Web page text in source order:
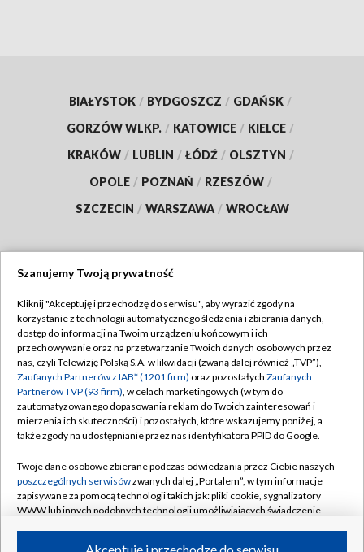
BIAŁYSTOK / BYDGOSZCZ / GDAŃSK /
GORZÓW WLKP. / KATOWICE / KIELCE /
KRAKÓW / LUBLIN / ŁÓDŹ / OLSZTYN /
OPOLE / POZNAŃ / RZESZÓW /
SZCZECIN / WARSZAWA / WROCŁAW
TVP
Abonament TVP
Emisja w TVP
Centrum informacji TVP
Naziemna Telewizja Cyfrowa
Rada Programowa
System NOS
Informacje o nadawcy
Regulamin TVP
Polityka prywatności
Moje zgody
Pomoc
Kontakt
Kanały
Szanujemy Twoją prywatność
Kliknij "Akceptuję i przechodzę do serwisu", aby wyrazić zgody na
korzystanie z technologii automatycznego śledzenia i zbierania danych,
dostęp do informacji na Twoim urządzeniu końcowym i ich
przechowywanie oraz na przetwarzanie Twoich danych osobowych przez
nas, czyli Telewizję Polską S.A. w likwidacji (zwaną dalej również „TVP”),
Zaufanych Partnerów z IAB* (1201 firm) oraz pozostałych Zaufanych
Partnerów TVP (93 firm), w celach marketingowych (w tym do
zautomatyzowanego dopasowania reklam do Twoich zainteresowań i
mierzenia ich skuteczności) i pozostałych, które wskazujemy poniżej, a
także zgody na udostępnianie przez nas identyfikatora PPID do Google.
Twoje dane osobowe zbierane podczas odwiedzania przez Ciebie naszych
poszczególnych serwisówzwanych dalej „Portalem”, w tym informacje
zapisywane za pomocą technologii takich jak: pliki cookie, sygnalizatory
WWW lub innych podobnych technologii umożliwiających świadczenie